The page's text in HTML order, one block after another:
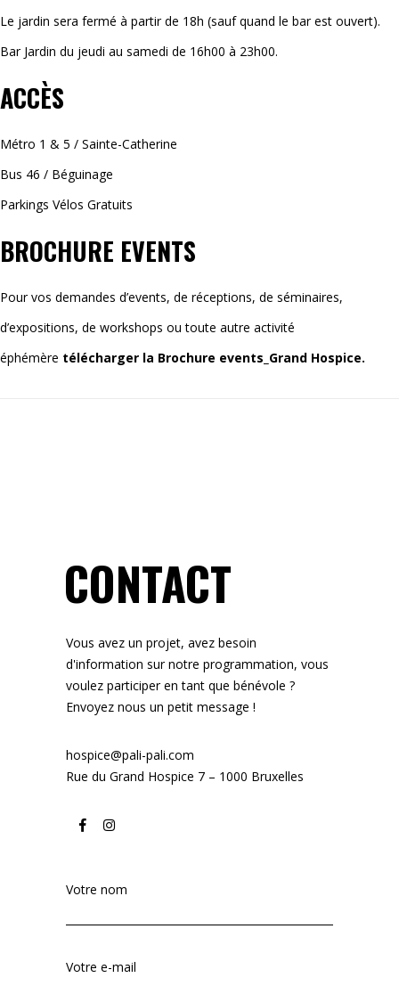
Le jardin sera fermé à partir de 18h (sauf quand le bar est ouvert).
Bar Jardin du jeudi au samedi de 16h00 à 23h00.
ACCÈS
Métro 1 & 5 / Sainte-Catherine
Bus 46 / Béguinage
Parkings Vélos Gratuits
BROCHURE EVENTS
Pour vos demandes d’events, de réceptions, de séminaires,
d’expositions, de workshops ou toute autre activité
éphémère télécharger la Brochure events_Grand Hospice.
CONTACT
Vous avez un projet, avez besoin
d'information sur notre programmation, vous
voulez participer en tant que bénévole ?
Envoyez nous un petit message !
hospice@pali-pali.com
Rue du Grand Hospice 7 – 1000 Bruxelles
Votre nom
Votre e-mail